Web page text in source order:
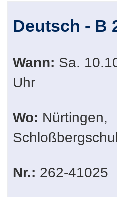
Deutsch - B
Wann: Sa.
Uhr
Wo: Nürtingen,
Nr.: 262-41025